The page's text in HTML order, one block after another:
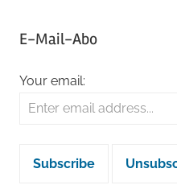
E-Mail-Abo
Your email: